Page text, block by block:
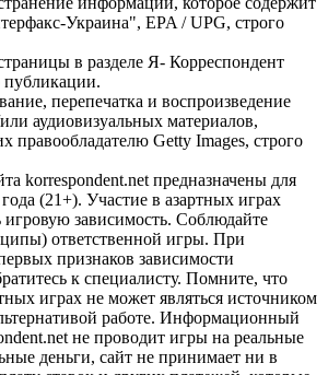
Украина", EPA / UPG, строго
в разделе Я- Корреспондент
публикации.
перепечатка и воспроизведение
аудиовизуальных материалов,
правообладателю Getty Images, строго
korrespondent.net предназначены для
(21+). Участие в азартных играх
игровую зависимость. Соблюдайте
ответственной игры. При
признаков зависимости
к специалисту. Помните, что
играх не может являться источником
работе. Информационный
не проводит игры на реальные
деньги, сайт не принимает ни в